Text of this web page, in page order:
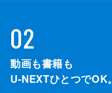
02
動画も書籍も
U-NEXTひとつでOK。